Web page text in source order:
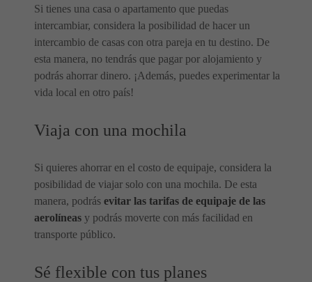
Si tienes una casa o apartamento que puedas
intercambiar, considera la posibilidad de hacer un
intercambio de casas con otra pareja en tu destino. De
esta manera, no tendrás que pagar por alojamiento y
podrás ahorrar dinero. ¡Además, puedes experimentar la
vida local en otro país!
Viaja con una mochila
Si quieres ahorrar en el costo de equipaje, considera la
posibilidad de viajar solo con una mochila. De esta
manera, podrás evitar las tarifas de equipaje de las
aerolíneas y podrás moverte con más facilidad en
transporte público.
Sé flexible con tus planes